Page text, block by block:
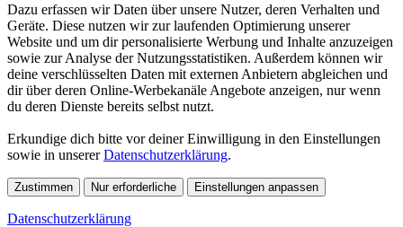
Dazu erfassen wir Daten über unsere Nutzer, deren Verhalten und
Geräte. Diese nutzen wir zur laufenden Optimierung unserer
Website und um dir personalisierte Werbung und Inhalte anzuzeigen
sowie zur Analyse der Nutzungsstatistiken. Außerdem können wir
deine verschlüsselten Daten mit externen Anbietern abgleichen und
dir über deren Online-Werbekanäle Angebote anzeigen, nur wenn
du deren Dienste bereits selbst nutzt.
Erkundige dich bitte vor deiner Einwilligung in den Einstellungen
sowie in unsererDatenschutzerklärung.
Zustimmen Nur erforderliche Einstellungen anpassen
Datenschutzerklärung